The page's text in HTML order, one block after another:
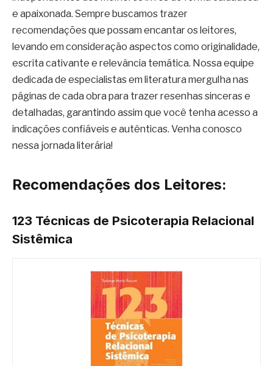
e apaixonada. Sempre buscamos trazer
recomendações que possam encantar os leitores,
levando em consideração aspectos como originalidade,
escrita cativante e relevância temática. Nossa equipe
dedicada de especialistas em literatura mergulha nas
páginas de cada obra para trazer resenhas sinceras e
detalhadas, garantindo assim que você tenha acesso a
indicações confiáveis e autênticas. Venha conosco
nessa jornada literária!
Recomendações dos Leitores:
123 Técnicas de Psicoterapia Relacional
Sistêmica